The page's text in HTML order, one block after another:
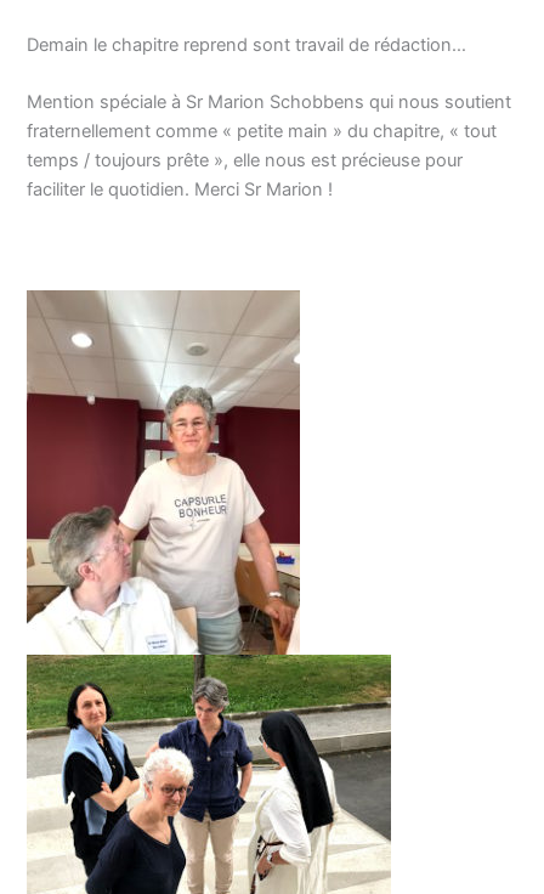
Demain le chapitre reprend sont travail de rédaction…
Mention spéciale à Sr Marion Schobbens qui nous soutient
fraternellement comme « petite main » du chapitre, « tout
temps / toujours prête », elle nous est précieuse pour
faciliter le quotidien. Merci Sr Marion !